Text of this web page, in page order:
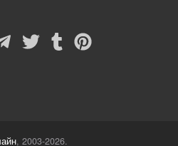
, 2003-2026.